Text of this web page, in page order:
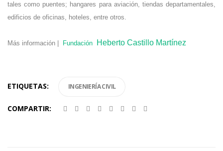
tales como puentes; hangares para aviación, tiendas departamentales,
edificios de oficinas, hoteles, entre otros.
Más información | Fundación Heberto Castillo Martínez
ETIQUETAS: INGENIERÍA CIVIL
COMPARTIR: